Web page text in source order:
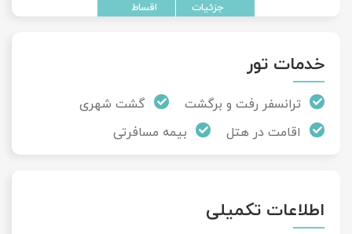
خدمات تور
ترانسفر رفت و برگشت
گشت شهری
اقامت در هتل
بیمه مسافرتی
اطلاعات تکمیلی
تور چابهار
تور مرداب هسل
تور ترکمن صحرا